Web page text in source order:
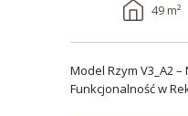
49 m²
Model Rzym V3_A2
Funkcjonalność w